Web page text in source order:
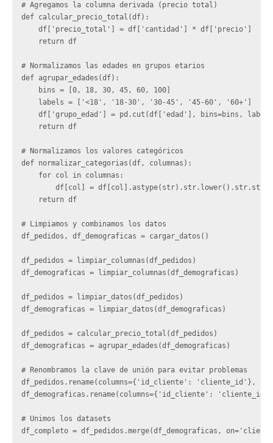
# Agregamos la columna derivada (precio total)
def calcular_precio_total(df):
    df['precio_total'] = df['cantidad'] * df['precio']
    return df
# Normalizamos las edades en grupos etarios
def agrupar_edades(df):
    bins = [0, 18, 30, 45, 60, 100]
    labels = ['<18', '18-30', '30-45', '45-60', '60+']
df['grupo_edad'] = pd.cut(df['edad'], bins=bins,
    return df
# Normalizamos los valores categóricos
def normalizar_categorias(df, columnas):
    for col in columnas:
df[col] =
    return df
# Limpiamos y combinamos los datos
df_pedidos, df_demograficas = cargar_datos()
df_pedidos = limpiar_columnas(df_pedidos)
df_demograficas = limpiar_columnas(df_demograficas)
df_pedidos = limpiar_datos(df_pedidos)
df_demograficas = limpiar_datos(df_demograficas)
df_pedidos = calcular_precio_total(df_pedidos)
df_demograficas = agrupar_edades(df_demograficas)
# Renombramos la clave de unión para evitar problemas
df_pedidos.rename(columns={'id_cliente': 'cliente_id'},
df_demograficas.rename(columns={'id_cliente':
# Unimos los datasets
df_completo = df_pedidos.merge(df_demograficas,